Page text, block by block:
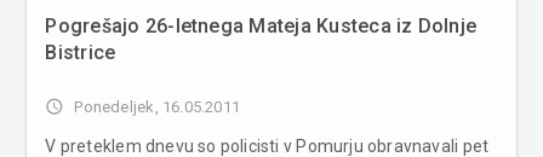
Pogrešajo 26-letnega Mateja Kusteca iz Dolnje
Bistrice
access_time Ponedeljek, 16.05.2011
V preteklem dnevu so policisti v Pomurju obravnavali pet